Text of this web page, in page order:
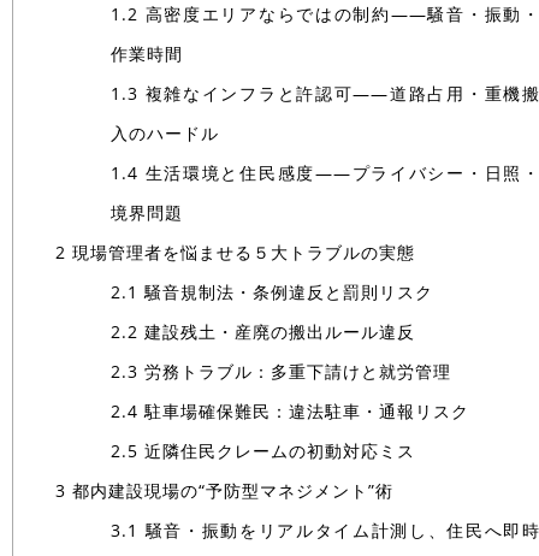
1.2 高密度エリアならではの制約――騒音・振動・
作業時間
1.3 複雑なインフラと許認可――道路占用・重機搬
入のハードル
1.4 生活環境と住民感度――プライバシー・日照・
境界問題
2 現場管理者を悩ませる５大トラブルの実態
2.1 騒音規制法・条例違反と罰則リスク
2.2 建設残土・産廃の搬出ルール違反
2.3 労務トラブル：多重下請けと就労管理
2.4 駐車場確保難民：違法駐車・通報リスク
2.5 近隣住民クレームの初動対応ミス
3 都内建設現場の“予防型マネジメント”術
3.1 騒音・振動をリアルタイム計測し、住民へ即時